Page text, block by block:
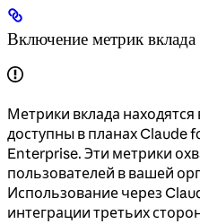
Включение метрик вклада
Метрики вклада
доступны в планах Claude
Enterprise. Эти метрики
пользователей в вашей
Использование через
интеграции третьих